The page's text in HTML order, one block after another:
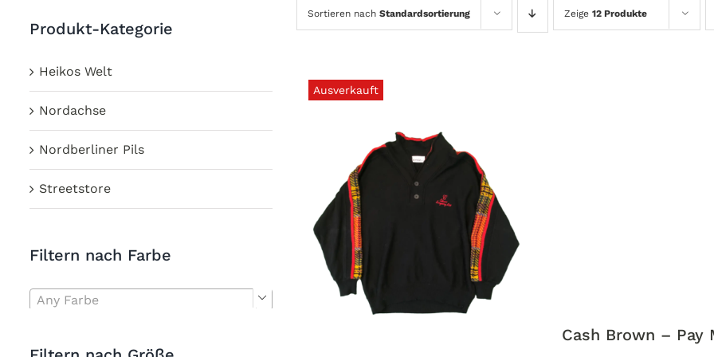
Sortieren nach Standardsortierung Zeige 12 Produkte
Ausverkauft
Cash Brown – Pay
Produkt-Kategorie
Heikos Welt
Nordachse
Nordberliner Pils
Streetstore
Filtern nach Farbe
Any Farbe 